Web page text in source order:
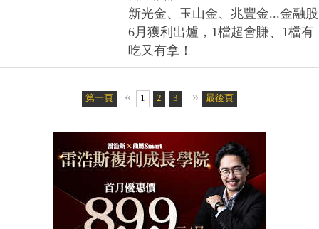
新光金、玉山金、兆豐金...金融股
6月獲利出爐，1檔超會賺、1檔有
吃又有拿！
第一頁 « 1 2 3 4 5 6
» 最後頁